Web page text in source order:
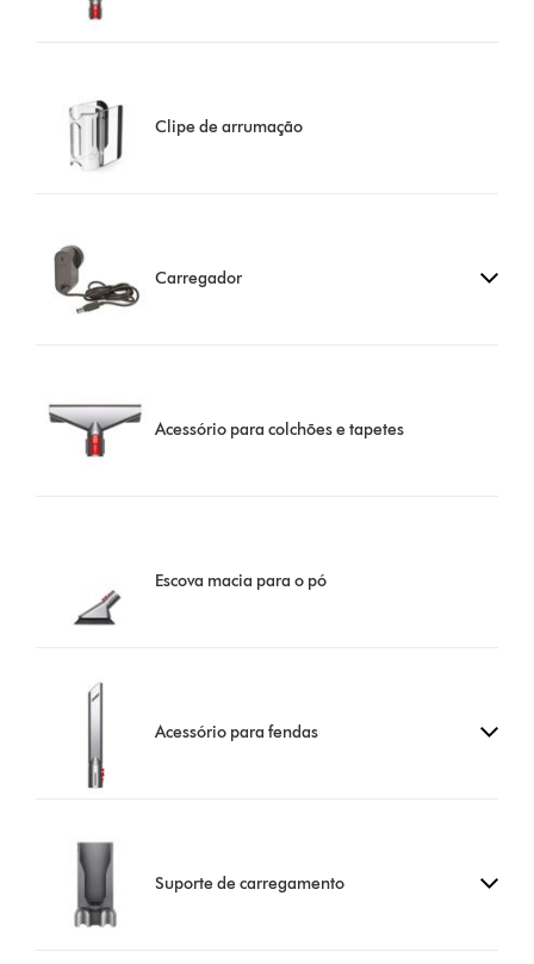
Clipe de arrumação
Carregador
Acessório para colchões e tapetes
Escova macia para o pó
Acessório para fendas
Suporte de carregamento